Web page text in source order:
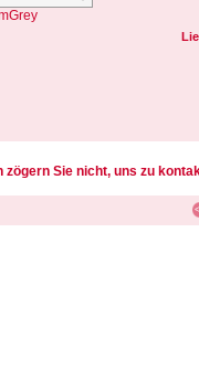
zögern Sie nicht, uns zu